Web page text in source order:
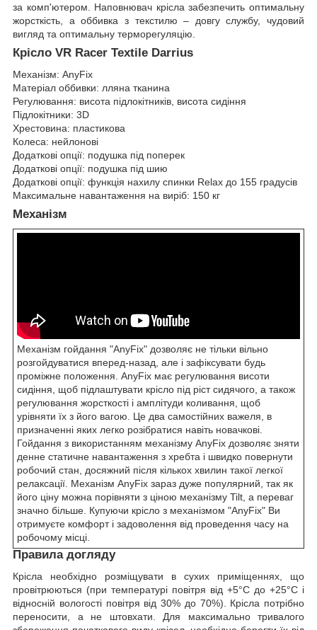
за комп'ютером. Наповнювач крісла забезпечить оптимальну
жорсткість, а оббивка з текстилю – довгу службу, чудовий
вигляд та оптимальну терморегуляцію.
Крісло VR Racer Textile Darrius
Механізм: AnyFix
Матеріал оббивки: лляна тканина
Регулювання: висота підлокітників, висота сидіння
Підлокітники: 3D
Хрестовина: пластикова
Колеса: нейлонові
Додаткові опції: подушка під поперек
Додаткові опції: подушка під шию
Додаткові опції: функція нахилу спинки Relax до 155 градусів
Максимальне навантаження на виріб: 150 кг
Механізм
Механізм гойдання "AnyFix" дозволяє не тільки вільно
розгойдуватися вперед-назад, але і зафіксувати будь
проміжне положення. AnyFix має регулювання висоти
сидіння, щоб підлаштувати крісло під ріст сидячого, а також
регулювання жорсткості і амплітуди коливання, щоб
урівняти їх з його вагою. Це два самостійних важеля, в
призначенні яких легко розібратися навіть новачкові.
Гойдання з використанням механізму AnyFix дозволяє зняти
денне статичне навантаження з хребта і швидко повернути
робочий стан, досяжний після кількох хвилин такої легкої
релаксації. Механізм AnyFix зараз дуже популярний, так як
його ціну можна порівняти з ціною механізму Tilt, а переваг
значно більше. Купуючи крісло з механізмом "AnyFix" Ви
отримуєте комфорт і задоволення від проведення часу на
робочому місці.
Правила догляду
Крісла необхідно розміщувати в сухих приміщеннях, що
провітрюються (при температурі повітря від +5°C до +25°C і
відносній вологості повітря від 30% до 70%). Крісла потрібно
переносити, а не штовхати. Для максимально тривалого